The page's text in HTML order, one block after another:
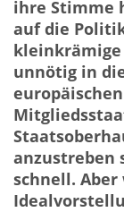
ihre Stimme
auf die
unnötig in
anzustreben
schnell.